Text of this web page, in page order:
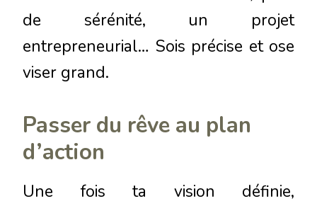
de sérénité, un projet
entrepreneurial… Sois précise et ose
viser grand.
Passer du rêve au plan
d’action
Une fois ta vision définie,